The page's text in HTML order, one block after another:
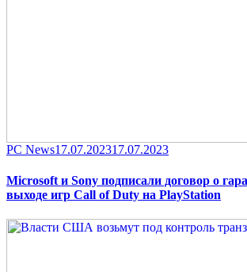
Category
PC NewsPosted
17.07.202317.07.2023
Microsoft и Sony подписали договор о
выходе игр Call of Duty на PlayStation